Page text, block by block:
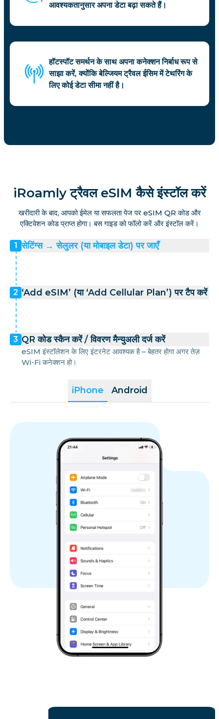
आवश्यकतानुसार अपना डेटा बढ़ा सकते हैं।
हॉटस्पॉट समर्थन के साथ अपना कनेक्शन निर्बाध रूप से
साझा करें, क्योंकि बेल्जियम ट्रैवल ईसिम में टेथरिंग के
लिए कोई डेटा सीमा नहीं है।
iRoamly ट्रैवल eSIM कैसे इंस्टॉल करें
खरीदारी के बाद, आपको ईमेल या सफलता पेज पर eSIM QR कोड और
एक्टिवेशन कोड प्राप्त होगा। बस गाइड को फॉलो करें और इंस्टॉल करें।
iPhone Android
1 सेटिंग्स → सेलुलर (या मोबाइल डेटा) पर जाएँ
2 ‘Add eSIM’ (या ‘Add Cellular Plan’) पर टैप करें
3 QR कोड स्कैन करें / विवरण मैन्युअली दर्ज करें
eSIM इंस्टॉलेशन के लिए इंटरनेट आवश्यक है – बेहतर होगा अगर तेज़
Wi-Fi कनेक्शन हो।